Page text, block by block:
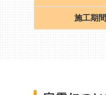
施工期間